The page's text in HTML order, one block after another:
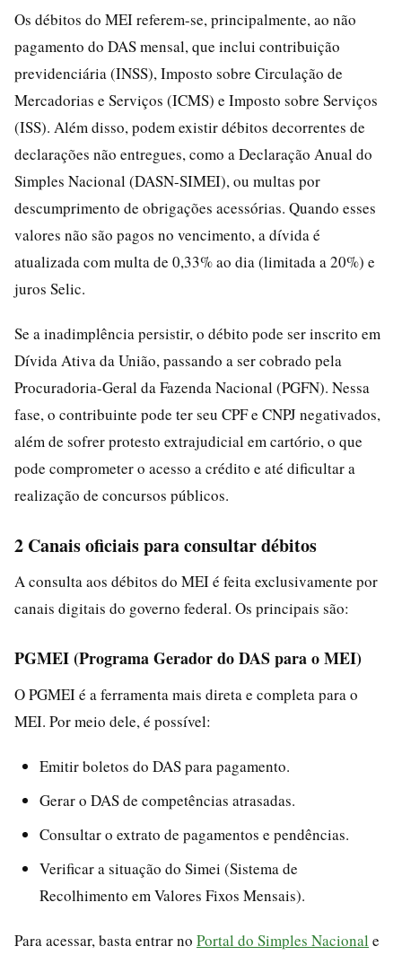
Os débitos do MEI referem-se, principalmente, ao não
pagamento do DAS mensal, que inclui contribuição
previdenciária (INSS), Imposto sobre Circulação de
Mercadorias e Serviços (ICMS) e Imposto sobre Serviços
(ISS). Além disso, podem existir débitos decorrentes de
declarações não entregues, como a Declaração Anual do
Simples Nacional (DASN-SIMEI), ou multas por
descumprimento de obrigações acessórias. Quando esses
valores não são pagos no vencimento, a dívida é
atualizada com multa de 0,33% ao dia (limitada a 20%) e
juros Selic.
Se a inadimplência persistir, o débito pode ser inscrito em
Dívida Ativa da União, passando a ser cobrado pela
Procuradoria-Geral da Fazenda Nacional (PGFN). Nessa
fase, o contribuinte pode ter seu CPF e CNPJ negativados,
além de sofrer protesto extrajudicial em cartório, o que
pode comprometer o acesso a crédito e até dificultar a
realização de concursos públicos.
2 Canais oficiais para consultar débitos
A consulta aos débitos do MEI é feita exclusivamente por
canais digitais do governo federal. Os principais são:
PGMEI (Programa Gerador do DAS para o MEI)
O PGMEI é a ferramenta mais direta e completa para o
MEI. Por meio dele, é possível:
Emitir boletos do DAS para pagamento.
Gerar o DAS de competências atrasadas.
Consultar o extrato de pagamentos e pendências.
Verificar a situação do Simei (Sistema de
Recolhimento em Valores Fixos Mensais).
Para acessar, basta entrar no Portal do Simples Nacional e